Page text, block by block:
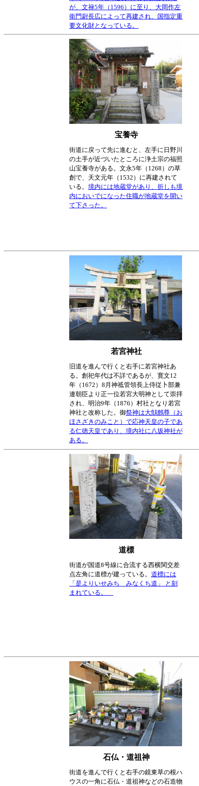
が、文禄5年（1596）に至り、大岡作左
衛門尉長広によって再建され、国指定重
要文化財となっている。
宝養寺
街道に戻って先に進むと、左手に日野川
の土手が近づいたところに浄土宗の福照
山宝養寺がある。文永5年（1268）の草
創で、天文元年（1532）に再建されて
いる。 境内には地蔵堂があり、折しも境
内においでになった住職が地蔵堂を開い
て下さった。
若宮神社
旧道を進んで行くと右手に若宮神社あ
る。創祀年代は不詳であるが、寛文12
年（1672）8月神祗管領長上侍従卜部兼
連朝臣より正一位若宮大明神として崇拝
され、明治9年（1876）村社となり若宮
神社と改称した。御祭神は大鷦鷯尊（お
ほさざきのみこと）で応神天皇の子であ
る仁徳天皇であり、境内社に八坂神社が
ある。
道標
街道が国道8号線に合流する西横関交差
点左角に道標が建っている。 道標には
「是よりいせみち みなくち道」 と刻
まれている。
石仏・道祖神
街道を進んで行くと右手の鏡東草の根ハ
ウスの一角に石仏・道祖神などの石造物